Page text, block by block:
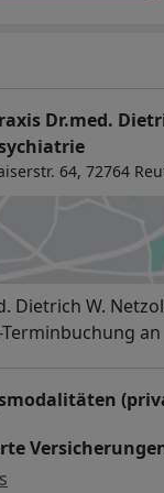
Dr.med.
64, 72764
Dietrich W.
an